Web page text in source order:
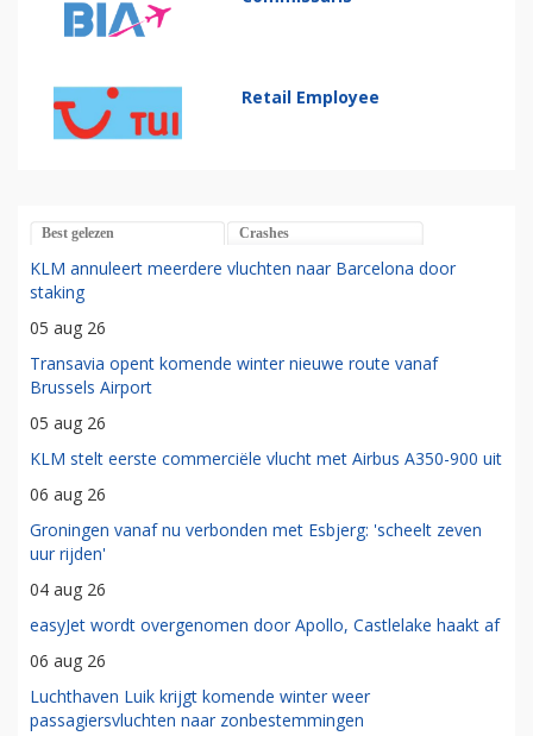
Retail Employee
Best gelezen Crashes
KLM annuleert meerdere vluchten naar Barcelona door
staking
05 aug 26
Transavia opent komende winter nieuwe route vanaf
Brussels Airport
05 aug 26
KLM stelt eerste commerciële vlucht met Airbus A350-900 uit
06 aug 26
Groningen vanaf nu verbonden met Esbjerg: 'scheelt zeven
uur rijden'
04 aug 26
easyJet wordt overgenomen door Apollo, Castlelake haakt af
06 aug 26
Luchthaven Luik krijgt komende winter weer
passagiersvluchten naar zonbestemmingen